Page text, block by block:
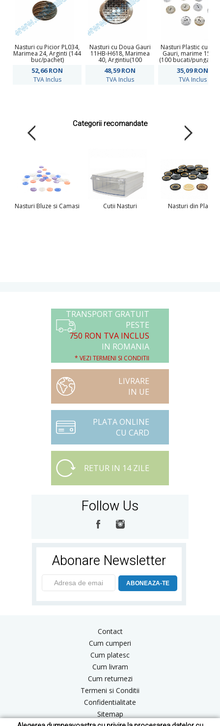
Nasturi cu Picior PL034,
Marimea 24, Arginti (144
buc/pachet)
52,66RON
TVA Inclus
Nasturi cu Doua Gauri
11HB-H618, Marimea
40, Argintiu(100
48,59RON
TVA Inclus
Nasturi Plastic cu
Gauri, marime 15
(100 bucati/punga)
35,09RON
TVA Inclus
Categorii recomandate
Nasturi Bluze si Camasi Cutii Nasturi Nasturi din Plastic
TRANSPORT GRATUIT
PESTE
750 RON TVA INCLUS
IN ROMANIA
* VEZI TERMENI SI CONDITII
LIVRARE
IN UE
PLATA ONLINE
CU CARD
RETUR IN 14 ZILE
Follow Us
Abonare Newsletter
ABONEAZA-TE
Contact
Cum cumperi
Cum platesc
Cum livram
Cum returnezi
Termeni si Conditii
Confidentialitate
Sitemap